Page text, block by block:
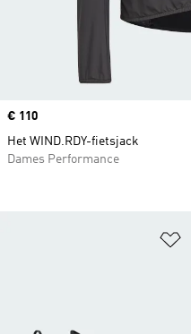
Price
€ 110
Het WIND.RDY-fietsjack
Dames Performance